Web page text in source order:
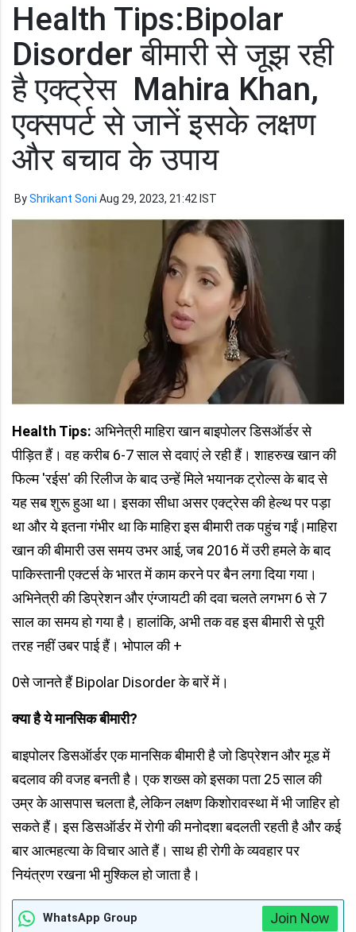
Health Tips:Bipolar
Disorder बीमारी से जूझ रही
है एक्ट्रेस Mahira Khan,
एक्सपर्ट से जानें इसके लक्षण
और बचाव के उपाय
ByShrikant Soni Aug 29, 2023, 21:42 IST
Health Tips: अभिनेत्री माहिरा खान बाइपोलर डिसऑर्डर से
पीड़ित हैं। वह करीब 6-7 साल से दवाएं ले रही हैं। शाहरुख खान की
फिल्म 'रईस' की रिलीज के बाद उन्हें मिले भयानक ट्रोल्स के बाद से
यह सब शुरू हुआ था। इसका सीधा असर एक्ट्रेस की हेल्थ पर पड़ा
था और ये इतना गंभीर था कि माहिरा इस बीमारी तक पहुंच गईं।माहिरा
खान की बीमारी उस समय उभर आई, जब 2016 में उरी हमले के बाद
पाकिस्तानी एक्टर्स के भारत में काम करने पर बैन लगा दिया गया।
अभिनेत्री की डिप्रेशन और एंग्जायटी की दवा चलते लगभग 6 से 7
साल का समय हो गया है। हालांकि, अभी तक वह इस बीमारी से पूरी
तरह नहीं उबर पाई हैं। भोपाल की +
0से जानते हैं Bipolar Disorder के बारें में।
क्या है ये मानसिक बीमारी?
बाइपोलर डिसऑर्डर एक मानसिक बीमारी है जो डिप्रेशन और मूड में
बदलाव की वजह बनती है। एक शख्स को इसका पता 25 साल की
उम्र के आसपास चलता है, लेकिन लक्षण किशोरावस्था में भी जाहिर हो
सकते हैं। इस डिसऑर्डर में रोगी की मनोदशा बदलती रहती है और कई
बार आत्महत्या के विचार आते हैं। साथ ही रोगी के व्यवहार पर
नियंत्रण रखना भी मुश्किल हो जाता है।
WhatsApp Group Join Now